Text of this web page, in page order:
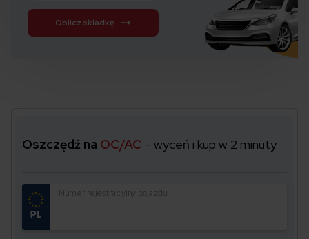
Oblicz składkę
Oszczędź na OC/AC – wyceń i kup w 2 minuty
Numer rejestracyjny pojazdu